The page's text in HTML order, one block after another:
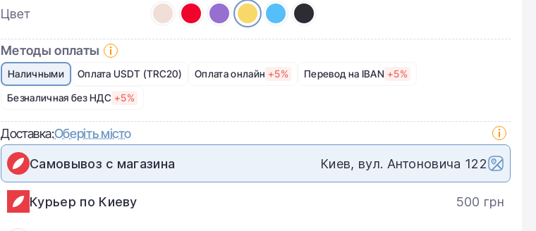
Цвет
Методы оплаты
Наличными Оплата USDT (TRC20) Оплата онлайн +5% Перевод на IBAN +5%
Безналичная без НДС +5%
Доставка:Оберіть місто
Самовывоз с магазина Киев, вул. Антоновича 122
Курьер по Киеву 500 грн